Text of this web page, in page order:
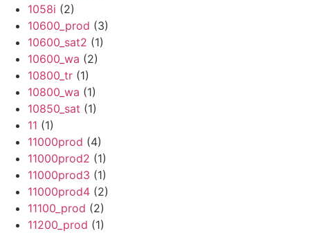
1058i (2)
10600_prod (3)
10600_sat2 (1)
10600_wa (2)
10800_tr (1)
10800_wa (1)
10850_sat (1)
11 (1)
11000prod (4)
11000prod2 (1)
11000prod3 (1)
11000prod4 (2)
11100_prod (2)
11200_prod (1)